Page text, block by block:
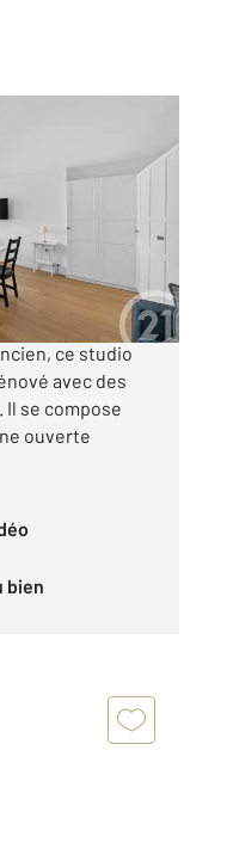
au 5ème étage
ce studio
avec des
se compose
ouverte
bien